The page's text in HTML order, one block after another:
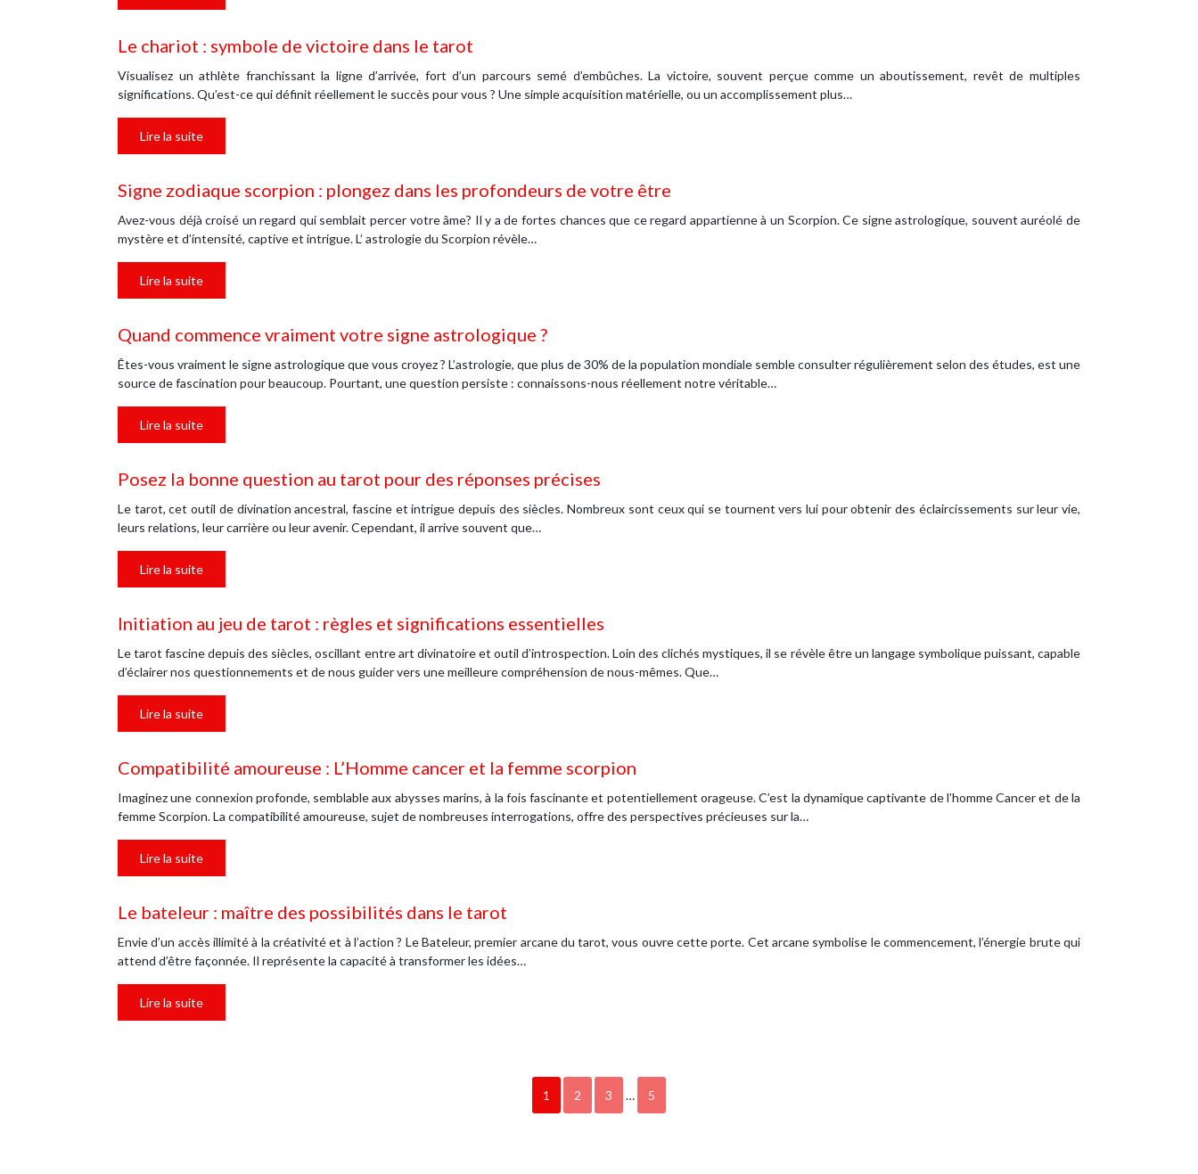
Le chariot : symbole de victoire dans le tarot
Visualisez un athlète franchissant la ligne d’arrivée, fort d’un parcours semé d’embûches. La victoire, souvent perçue comme un aboutissement, revêt de multiples
significations. Qu’est-ce qui définit réellement le succès pour vous ? Une simple acquisition matérielle, ou un accomplissement plus…
Lire la suite
Signe zodiaque scorpion : plongez dans les profondeurs de votre être
Avez-vous déjà croisé un regard qui semblait percer votre âme? Il y a de fortes chances que ce regard appartienne à un Scorpion. Ce signe astrologique, souvent auréolé de
mystère et d’intensité, captive et intrigue. L’ astrologie du Scorpion révèle…
Lire la suite
Quand commence vraiment votre signe astrologique ?
Êtes-vous vraiment le signe astrologique que vous croyez ? L’astrologie, que plus de 30% de la population mondiale semble consulter régulièrement selon des études, est une
source de fascination pour beaucoup. Pourtant, une question persiste : connaissons-nous réellement notre véritable…
Lire la suite
Posez la bonne question au tarot pour des réponses précises
Le tarot, cet outil de divination ancestral, fascine et intrigue depuis des siècles. Nombreux sont ceux qui se tournent vers lui pour obtenir des éclaircissements sur leur vie,
leurs relations, leur carrière ou leur avenir. Cependant, il arrive souvent que…
Lire la suite
Initiation au jeu de tarot : règles et significations essentielles
Le tarot fascine depuis des siècles, oscillant entre art divinatoire et outil d’introspection. Loin des clichés mystiques, il se révèle être un langage symbolique puissant, capable
d’éclairer nos questionnements et de nous guider vers une meilleure compréhension de nous-mêmes. Que…
Lire la suite
Compatibilité amoureuse : L’Homme cancer et la femme scorpion
Imaginez une connexion profonde, semblable aux abysses marins, à la fois fascinante et potentiellement orageuse. C’est la dynamique captivante de l’homme Cancer et de la
femme Scorpion. La compatibilité amoureuse, sujet de nombreuses interrogations, offre des perspectives précieuses sur la…
Lire la suite
Le bateleur : maître des possibilités dans le tarot
Envie d’un accès illimité à la créativité et à l’action ? Le Bateleur, premier arcane du tarot, vous ouvre cette porte. Cet arcane symbolise le commencement, l’énergie brute qui
attend d’être façonnée. Il représente la capacité à transformer les idées…
Lire la suite
1 2 3 … 5